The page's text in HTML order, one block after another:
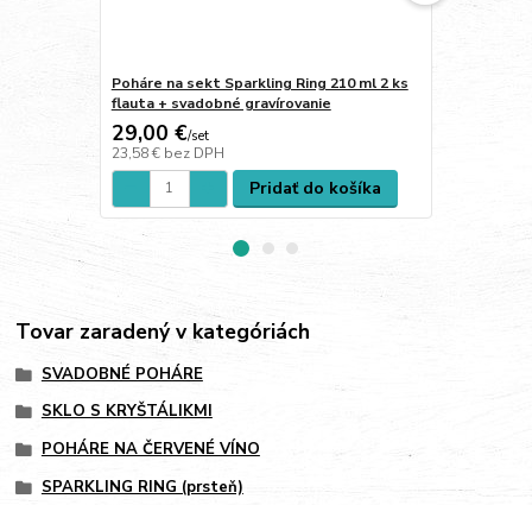
Poháre na sekt Sparkling Ring 210 ml 2 ks
flauta + svadobné gravírovanie
29,00 €/set
23,58 € bez DPH
Pridať do košíka
Tovar zaradený v kategóriách
SVADOBNÉ POHÁRE
SKLO S KRYŠTÁLIKMI
POHÁRE NA ČERVENÉ VÍNO
SPARKLING RING (prsteň)